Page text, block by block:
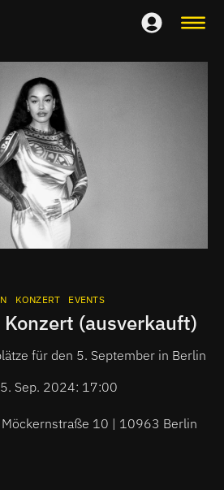
KONZERT EVENTS
(ausverkauft)
für den 5. September in Berlin
5. Sep. 2024: 17:00
10 | 10963 Berlin